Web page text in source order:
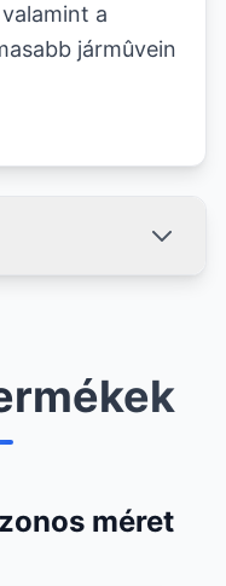
a
jármûvein
méret